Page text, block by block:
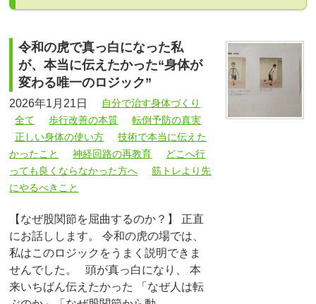
令和の虎で真っ白になった私
が、本当に伝えたかった“身体が
変わる唯一のロジック”
2026年1月21日
自分で治す身体づくり
全て
歩行改善の本質
転倒予防の真実
正しい身体の使い方
技術で本当に伝えた
かったこと
神経回路の再教育
どこへ行
っても良くならなかった方へ
筋トレより先
にやるべきこと
【なぜ股関節を屈曲するのか？】 正直
にお話しします。 令和の虎の場では、
私はこのロジックをうまく説明できま
せんでした。 頭が真っ白になり、 本
来いちばん伝えたかった 「なぜ人は転